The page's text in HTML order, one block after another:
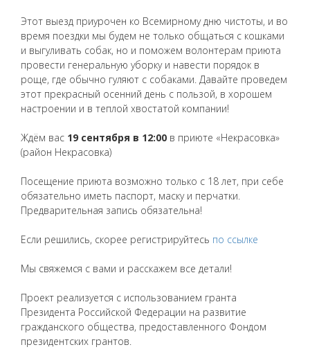
Этот выезд приурочен ко Всемирному дню чистоты, и во
время поездки мы будем не только общаться с кошками
и выгуливать собак, но и поможем волонтерам приюта
провести генеральную уборку и навести порядок в
роще, где обычно гуляют с собаками. Давайте проведем
этот прекрасный осенний день с пользой, в хорошем
настроении и в теплой хвостатой компании!
Ждём вас 19 сентября в 12:00 в приюте «Некрасовка»
(район Некрасовка)
Посещение приюта возможно только с 18 лет, при себе
обязательно иметь паспорт, маску и перчатки.
Предварительная запись обязательна!
Если решились, скорее регистрируйтесь по ссылке
Мы свяжемся с вами и расскажем все детали!
Проект реализуется с использованием гранта
Президента Российской Федерации на развитие
гражданского общества, предоставленного Фондом
президентских грантов.